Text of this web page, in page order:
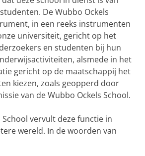
De Wubbo Ockels
in een reeks instrumenten
universiteit, gericht op het
en studenten bij hun
alsmede in het
gericht op de maatschappij het
kiezen, zoals geopperd door
van de Wubbo Ockels School.
School vervult deze functie in
wereld. In de woorden van